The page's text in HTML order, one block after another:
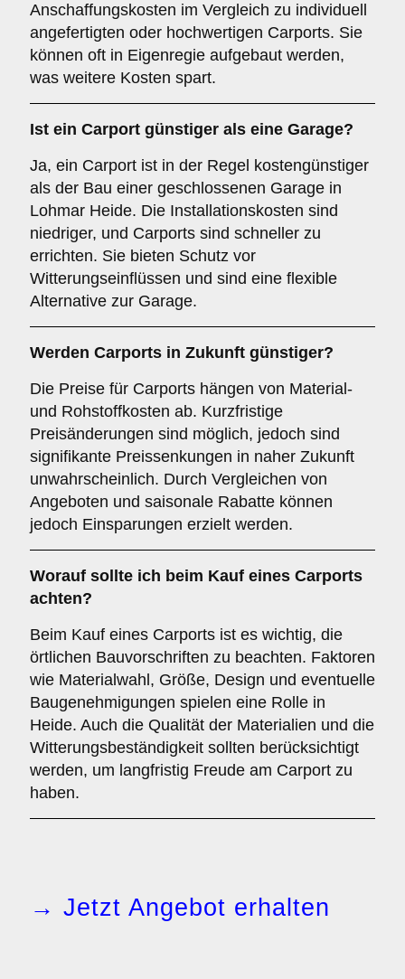
Anschaffungskosten im Vergleich zu individuell
angefertigten oder hochwertigen Carports. Sie
können oft in Eigenregie aufgebaut werden,
was weitere Kosten spart.
Ist ein Carport günstiger als eine Garage?
Ja, ein Carport ist in der Regel kostengünstiger
als der Bau einer geschlossenen Garage in
Lohmar Heide. Die Installationskosten sind
niedriger, und Carports sind schneller zu
errichten. Sie bieten Schutz vor
Witterungseinflüssen und sind eine flexible
Alternative zur Garage.
Werden Carports in Zukunft günstiger?
Die Preise für Carports hängen von Material-
und Rohstoffkosten ab. Kurzfristige
Preisänderungen sind möglich, jedoch sind
signifikante Preissenkungen in naher Zukunft
unwahrscheinlich. Durch Vergleichen von
Angeboten und saisonale Rabatte können
jedoch Einsparungen erzielt werden.
Worauf sollte ich beim Kauf eines Carports
achten?
Beim Kauf eines Carports ist es wichtig, die
örtlichen Bauvorschriften zu beachten. Faktoren
wie Materialwahl, Größe, Design und eventuelle
Baugenehmigungen spielen eine Rolle in
Heide. Auch die Qualität der Materialien und die
Witterungsbeständigkeit sollten berücksichtigt
werden, um langfristig Freude am Carport zu
haben.
→ Jetzt Angebot erhalten